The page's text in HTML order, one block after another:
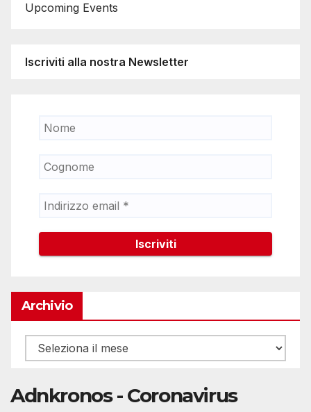
Upcoming Events
Iscriviti alla nostra Newsletter
Archivio
Archivio
Adnkronos - Coronavirus